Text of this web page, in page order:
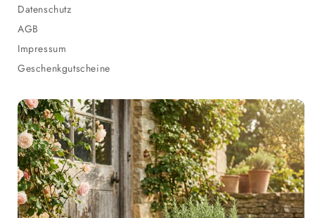
Datenschutz
AGB
Impressum
Geschenkgutscheine